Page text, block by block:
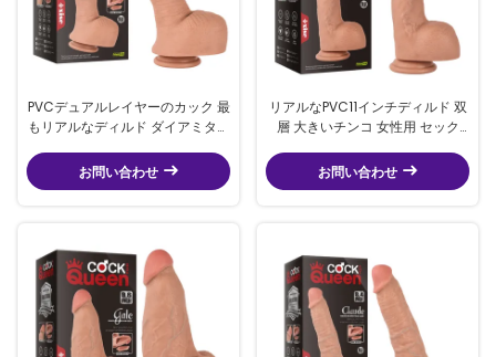
PVCデュアルレイヤーのカック 最
もリアルなディルド ダイアミター
お問い合わせ
リアルなPVC11インチディルド 双
層 大きいチンコ 女性用 セック
お問い合わせ